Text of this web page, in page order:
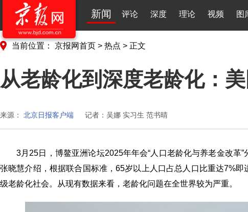
新闻 评论 深度 理论 视频 图
当前位置： 京报网首页 > 热点 > 正文
从老龄化到深度老龄化：
来源： 北京日报客户端 记者：吴娜 实习生 范书晴
3月25日，博鳌亚洲论坛2025年年会“人口老龄化与养老金改革
张晓慧介绍，根据联合国标准，65岁以上人口占总人口比重达7%
级老龄化社会。从现有数据来看，老龄化问题在全世界较为严重。